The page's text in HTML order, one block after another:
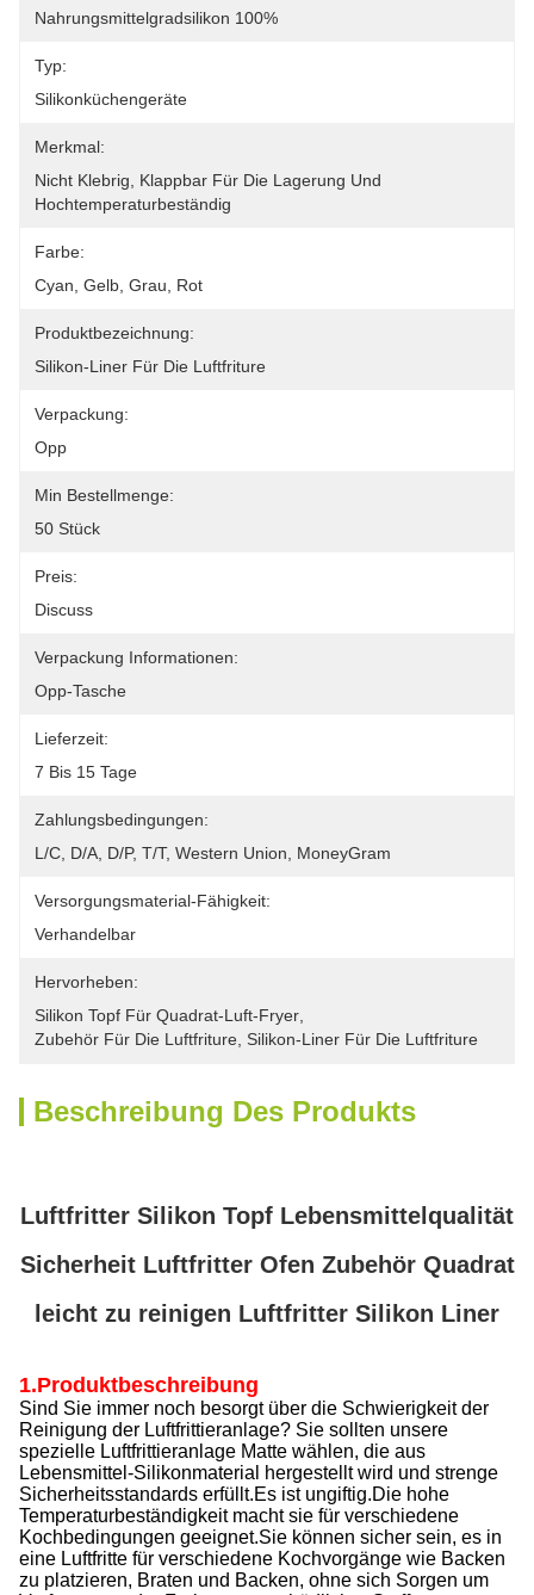
Nahrungsmittelgradsilikon 100%
Typ:
Silikonküchengeräte
Merkmal:
Nicht Klebrig, Klappbar Für Die Lagerung Und
Hochtemperaturbeständig
Farbe:
Cyan, Gelb, Grau, Rot
Produktbezeichnung:
Silikon-Liner Für Die Luftfriture
Verpackung:
Opp
Min Bestellmenge:
50 Stück
Preis:
Discuss
Verpackung Informationen:
Opp-Tasche
Lieferzeit:
7 Bis 15 Tage
Zahlungsbedingungen:
L/C, D/A, D/P, T/T, Western Union, MoneyGram
Versorgungsmaterial-Fähigkeit:
Verhandelbar
Hervorheben:
Silikon Topf Für Quadrat-Luft-Fryer
Zubehör Für Die Luftfriture Silikon-Liner Für Die Luftfriture
Beschreibung Des Produkts
Luftfritter Silikon Topf Lebensmittelqualität
Sicherheit Luftfritter Ofen Zubehör Quadrat
leicht zu reinigen Luftfritter Silikon Liner
1.Produktbeschreibung
Sind Sie immer noch besorgt über die Schwierigkeit der
Reinigung der Luftfrittieranlage? Sie sollten unsere
spezielle Luftfrittieranlage Matte wählen, die aus
Lebensmittel-Silikonmaterial hergestellt wird und strenge
Sicherheitsstandards erfüllt.Es ist ungiftig.Die hohe
Temperaturbeständigkeit macht sie für verschiedene
Kochbedingungen geeignet.Sie können sicher sein, es in
eine Luftfritte für verschiedene Kochvorgänge wie Backen
zu platzieren, Braten und Backen, ohne sich Sorgen um